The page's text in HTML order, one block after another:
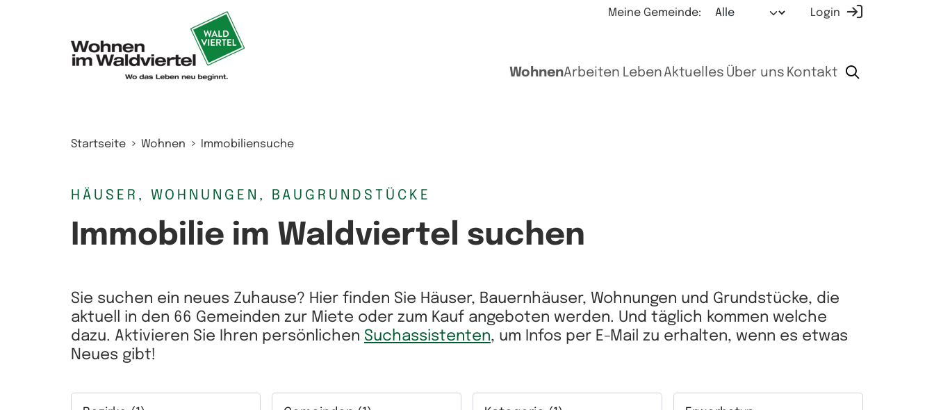
Meine Gemeinde: Login
WohnenArbeiten Leben Aktuelles Über uns Kontakt
Startseite Wohnen Immobiliensuche
HÄUSER, WOHNUNGEN, BAUGRUNDSTÜCKE
Immobilie im Waldviertel suchen
Sie suchen ein neues Zuhause? Hier finden Sie Häuser, Bauernhäuser, Wohnungen und Grundstücke, die
aktuell in den 66 Gemeinden zur Miete oder zum Kauf angeboten werden. Und täglich kommen welche
dazu. Aktivieren Sie Ihren persönlichen Suchassistenten, um Infos per E-Mail zu erhalten, wenn es etwas
Neues gibt!